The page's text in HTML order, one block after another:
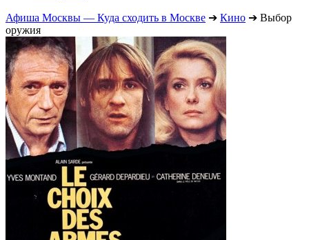
Афиша Москвы — Куда сходить в Москве ➔ Кино ➔ Выбор
оружия